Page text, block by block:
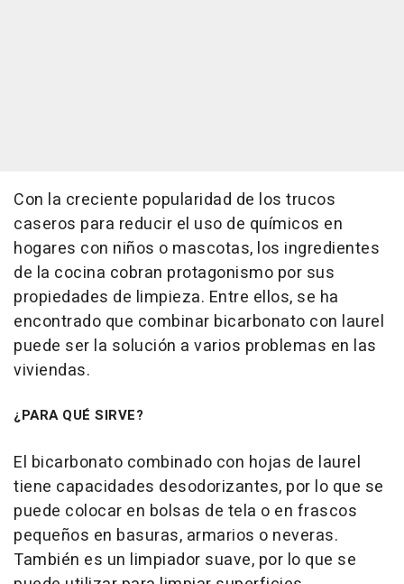
Con la creciente popularidad de los trucos
caseros para reducir el uso de químicos en
hogares con niños o mascotas, los ingredientes
de la cocina cobran protagonismo por sus
propiedades de limpieza. Entre ellos, se ha
encontrado que combinar bicarbonato con laurel
puede ser la solución a varios problemas en las
viviendas.
¿PARA QUÉ SIRVE?
El bicarbonato combinado con hojas de laurel
tiene capacidades desodorizantes, por lo que se
puede colocar en bolsas de tela o en frascos
pequeños en basuras, armarios o neveras.
También es un limpiador suave, por lo que se